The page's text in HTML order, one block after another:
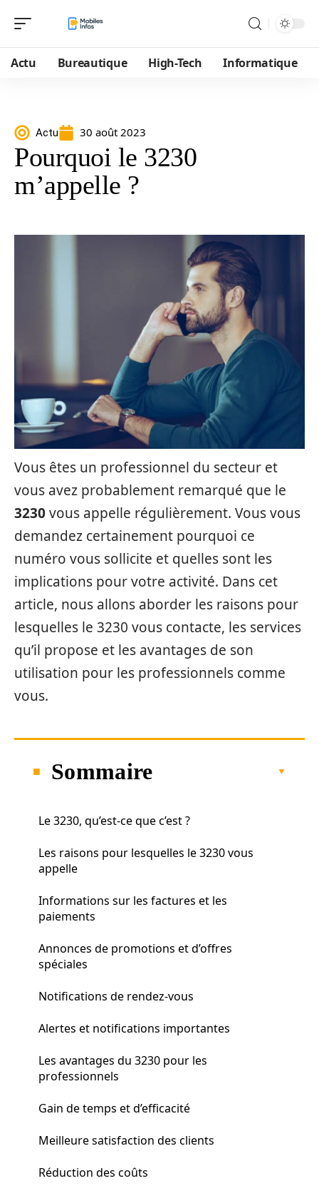
Actu Bureautique High-Tech Informatique
Actu 30 août 2023
Pourquoi le 3230
m’appelle ?
Vous êtes un professionnel du secteur et
vous avez probablement remarqué que le
3230vous appelle régulièrement. Vous vous
demandez certainement pourquoi ce
numéro vous sollicite et quelles sont les
implications pour votre activité. Dans cet
article, nous allons aborder les raisons pour
lesquelles le 3230 vous contacte, les services
qu’il propose et les avantages de son
utilisation pour les professionnels comme
vous.
Sommaire
Le 3230, qu’est-ce que c’est ?
Les raisons pour lesquelles le 3230 vous
appelle
Informations sur les factures et les
paiements
Annonces de promotions et d’offres
spéciales
Notifications de rendez-vous
Alertes et notifications importantes
Les avantages du 3230 pour les
professionnels
Gain de temps et d’efficacité
Meilleure satisfaction des clients
Réduction des coûts